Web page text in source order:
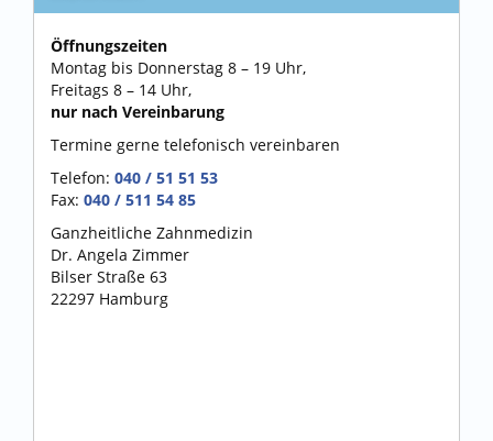
Öffnungszeiten
Montag bis Donnerstag 8 – 19 Uhr,
Freitags 8 – 14 Uhr,
nur nach Vereinbarung
Termine gerne telefonisch vereinbaren
Telefon: 040 / 51 51 53
Fax: 040 / 511 54 85
Ganzheitliche Zahnmedizin
Dr. Angela Zimmer
Bilser Straße 63
22297 Hamburg